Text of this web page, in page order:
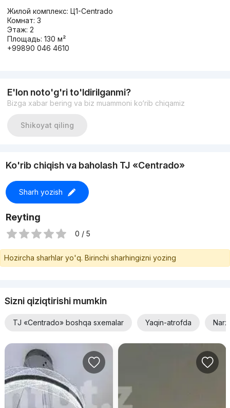
Жилой комплекс: Ц1-Centrado
Комнат: 3
Этаж: 2
Площадь: 130 м²
+99890 046 4610
E'lon noto'g'ri to'ldirilganmi?
Bizga xabar bering va biz muammoni ko‘rib chiqamiz
Shikoyat qiling
Ko'rib chiqish va baholash TJ «Centrado»
Sharh yozish
Reyting
0 / 5
Hozircha sharhlar yo'q. Birinchi sharhingizni yozing
Sizni qiziqtirishi mumkin
TJ «Centrado» boshqa sxemalar Yaqin-atrofda